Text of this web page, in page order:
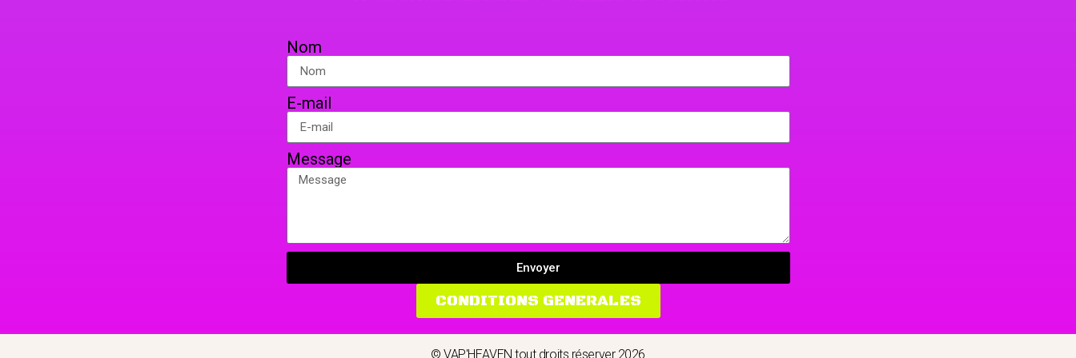
Nom
E-mail
Message
Envoyer
CONDITIONS GENERALES
© VAP'HEAVEN tout droits réserver 2026